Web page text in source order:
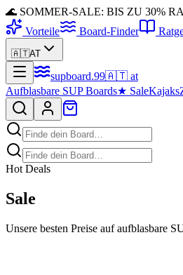
🌊 SOMMER-SALE: BIS ZU 30%
Vorteile
Board-Finder
🇦🇹AT
supboard.99🇦🇹 at
Aufblasbare SUP Boards★ SaleKajaks
Hot Deals
Sale
Unsere besten Preise auf aufblasbare